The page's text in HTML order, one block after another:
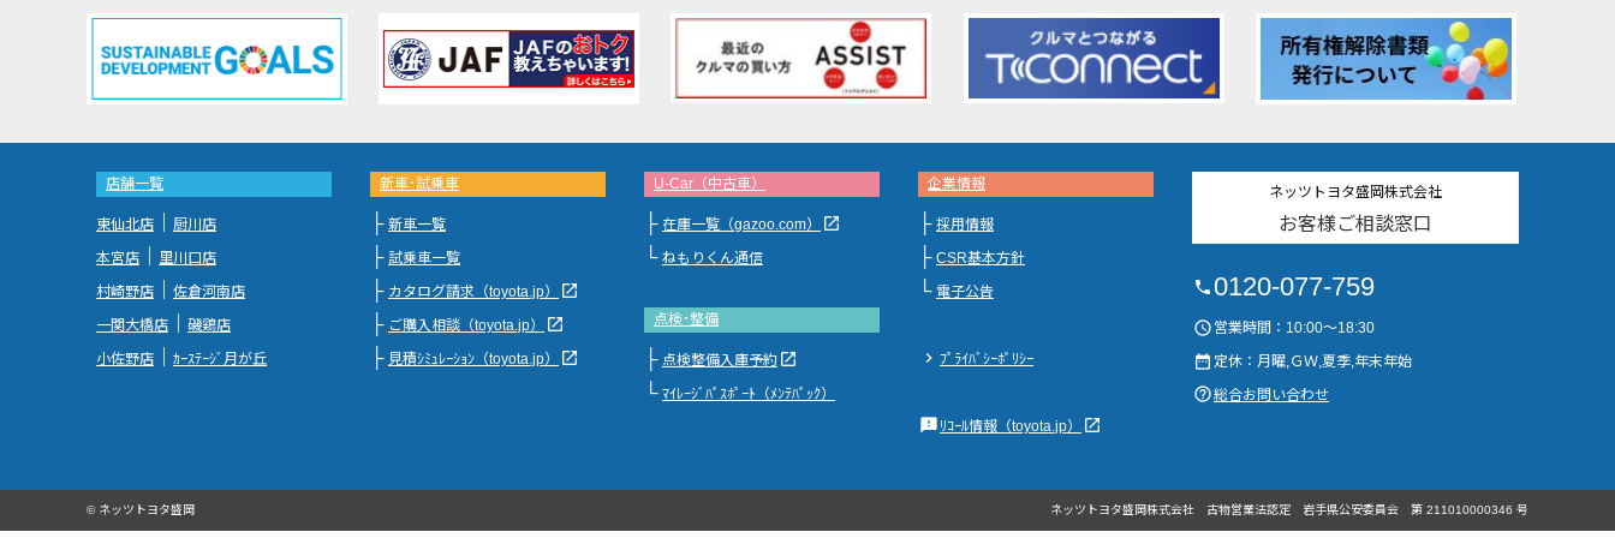
店舗一覧
東仙北店
厨川店
本宮店
里川口店
村崎野店
佐倉河南店
一関大橋店
磯鶏店
小佐野店
ｶｰｽﾃｰｼﾞ月が丘
新車･試乗車
├ 新車一覧
├ 試乗車一覧
├ カタログ請求（toyota.jp） launch
├ ご購入相談（toyota.jp） launch
├ 見積ｼﾐｭﾚｰｼｮﾝ（toyota.jp） launch
U-Car（中古車）
├ 在庫一覧（gazoo.com） launch
└ ねもりくん通信
点検･整備
├ 点検整備入庫予約 launch
└ ﾏｲﾚｰｼﾞﾊﾟｽﾎﾟｰﾄ（ﾒﾝﾃﾊﾟｯｸ）
企業情報
├ 採用情報
├ CSR基本方針
└ 電子公告
chevron_right ﾌﾟﾗｲﾊﾞｼｰﾎﾟﾘｼｰ
feedback ﾘｺｰﾙ情報（toyota.jp） launch
ネッツトヨタ盛岡株式会社
お客様ご相談窓口
phone0120-077-759
access_time 営業時間：10:00～18:30
date_range 定休：月曜,ＧＷ,夏季,年末年始
help_outline総合お問い合わせ
© ネッツトヨタ盛岡 ネッツトヨタ盛岡株式会社 古物営業法認定 岩手県公安委員会 第 211010000346 号